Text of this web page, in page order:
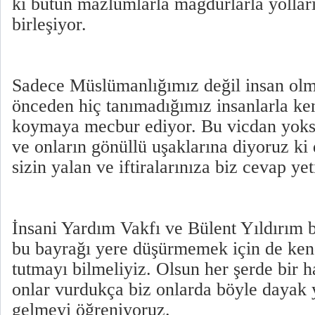
birleşiyor.
Sadece Müslümanlığımız değil insan
önceden hiç tanımadığımız insanlarla
koymaya mecbur ediyor. Bu vicdan
ve onların gönüllü uşaklarına diyoruz
sizin yalan ve iftiralarınıza biz cevap
İnsani Yardım Vakfı ve Bülent Yıldırım
bu bayrağı yere düşürmemek için de
tutmayı bilmeliyiz. Olsun her şerde bir
onlar vurdukça biz onlarda böyle dayak
gelmeyi öğreniyoruz.